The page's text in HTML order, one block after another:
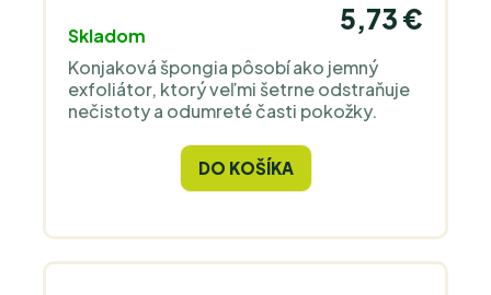
Skladom
5,73 €
Konjaková špongia pôsobí ako jemný
exfoliátor, ktorý veľmi šetrne odstraňuje
nečistoty a odumreté časti pokožky.
DO KOŠÍKA